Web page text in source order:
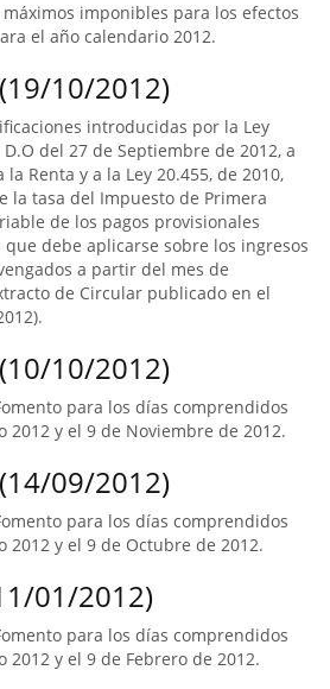
imponibles para los efectos
el año calendario 2012.
10/2012)
introducidas por la Ley
del 27 de Septiembre de 2012, a
Renta y a la Ley 20.455, de 2010,
la tasa del Impuesto de Primera
de los pagos provisionales
debe aplicarse sobre los ingresos
a partir del mes de
de Circular publicado en el
10/2012)
para los días comprendidos
2012 y el 9 de Noviembre de 2012.
09/2012)
para los días comprendidos
2012 y el 9 de Octubre de 2012.
01/2012)
para los días comprendidos
2012 y el 9 de Febrero de 2012.